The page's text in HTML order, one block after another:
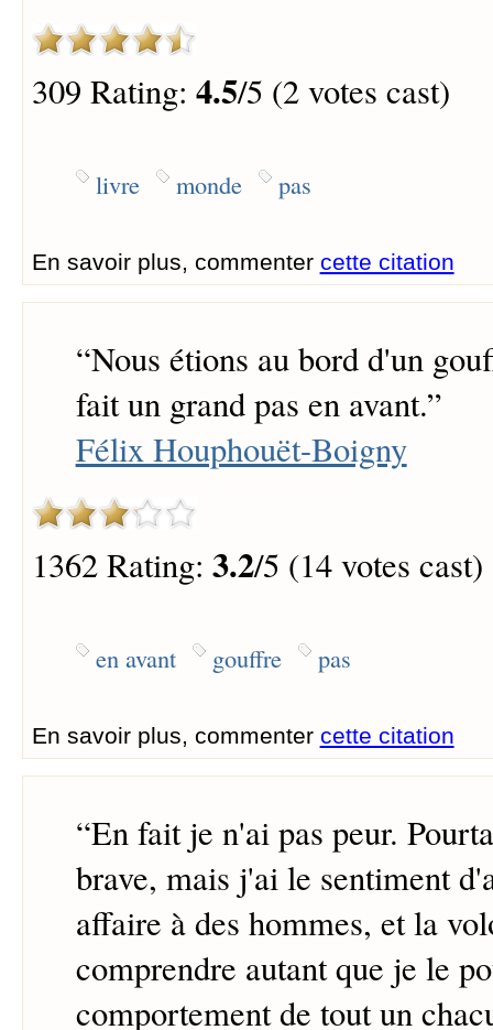
309 Rating: 4.5/5 (2 votes cast)
livre monde pas
En savoir plus, commenter cette citation
“Nous étions au bord d'un
fait un grand pas en avant.”
Félix Houphouët-Boigny
1362 Rating: 3.2/5 (14 votes cast)
en avant gouffre pas
En savoir plus, commenter cette citation
“En fait je n'ai pas peur.
brave, mais j'ai le sentiment
affaire à des hommes, et la
comprendre autant que je le
comportement de tout un